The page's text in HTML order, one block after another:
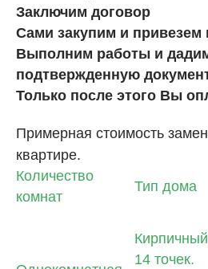
Заключим договор
Сами закупим и привезем
Выполним работы и
подтвержденную
Только после этого Вы
Примерная стоимость
квартире.
Количество
комнат
Тип дома
14 точек.